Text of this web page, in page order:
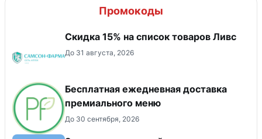
Промокоды
Скидка 15% на список товаров Ливс
До 31 августа, 2026
Бесплатная ежедневная доставка
премиального меню
До 30 сентября, 2026